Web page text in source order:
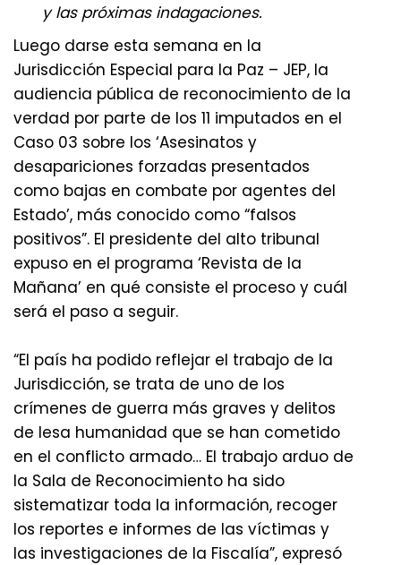
y las próximas indagaciones.
Luego darse esta semana en la
Jurisdicción Especial para la Paz – JEP, la
audiencia pública de reconocimiento de la
verdad por parte de los 11 imputados en el
Caso 03 sobre los ‘Asesinatos y
desapariciones forzadas presentados
como bajas en combate por agentes del
Estado’, más conocido como “falsos
positivos”. El presidente del alto tribunal
expuso en el programa ‘Revista de la
Mañana’ en qué consiste el proceso y cuál
será el paso a seguir.
“El país ha podido reflejar el trabajo de la
Jurisdicción, se trata de uno de los
crímenes de guerra más graves y delitos
de lesa humanidad que se han cometido
en el conflicto armado… El trabajo arduo de
la Sala de Reconocimiento ha sido
sistematizar toda la información, recoger
los reportes e informes de las víctimas y
las investigaciones de la Fiscalía”, expresó